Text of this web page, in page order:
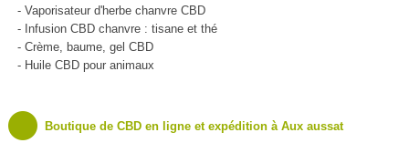
- Vaporisateur d'herbe chanvre CBD
- Infusion CBD chanvre : tisane et thé
- Crème, baume, gel CBD
- Huile CBD pour animaux
Boutique de CBD en ligne et expédition à Aux aussat